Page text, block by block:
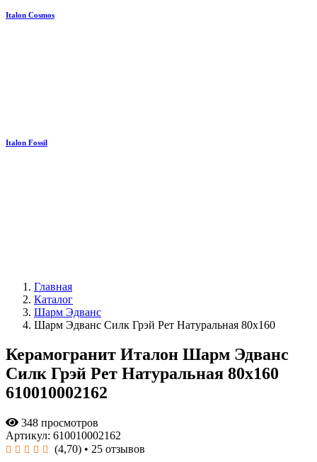
Italon Cosmos
Italon Fossil
Главная
Каталог
Шарм Эдванс
Шарм Эдванс Силк Грэй Рет Натуральная 80x160
Керамогранит Италон Шарм Эдванс
Силк Грэй Рет Натуральная 80x160
610010002162
348 просмотров
Артикул: 610010002162
(4,70) • 25 отзывов